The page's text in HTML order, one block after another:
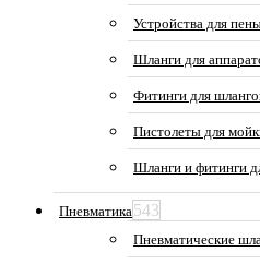
Устройства для
Шланги для
Фитинги для
Пистолеты для
Шланги и фитинги
Пневматика543
Пневматические